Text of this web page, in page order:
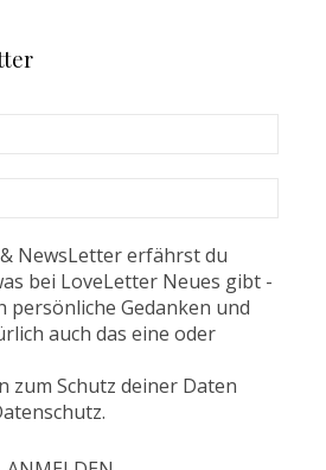
NewsLetter erfährst du
bei LoveLetter Neues gibt -
persönliche Gedanken und
auch das eine oder
zum Schutz deiner Daten
.